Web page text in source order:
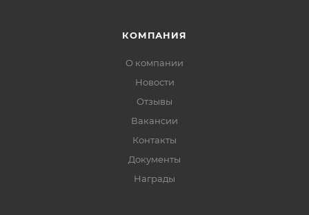
КОМПАНИЯ
О компании
Новости
Отзывы
Вакансии
Контакты
Документы
Награды